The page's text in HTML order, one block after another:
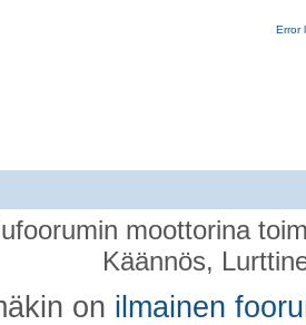
Error
moottorina
Käännös,
on ilmainen